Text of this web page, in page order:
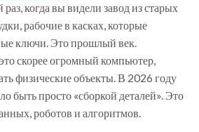
когда вы видели завод из старых
рабочие в касках, которые
ключи. Это прошлый век.
скорее огромный компьютер,
физические объекты. В 2026 году
быть просто «сборкой деталей». Это
роботов и алгоритмов.